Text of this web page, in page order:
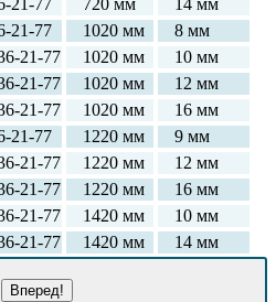
21-77
1020 мм
8 мм
21-77
1020 мм
10 мм
21-77
1020 мм
12 мм
21-77
1020 мм
16 мм
21-77
1220 мм
9 мм
21-77
1220 мм
12 мм
21-77
1220 мм
16 мм
21-77
1420 мм
10 мм
21-77
1420 мм
14 мм